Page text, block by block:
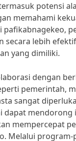
potensi
memahami
pafikabnagekeo,
secara lebih
yang dimiliki.
dengan
pemerintah,
sangat
dapat mendorong
mempercepat
Melalui